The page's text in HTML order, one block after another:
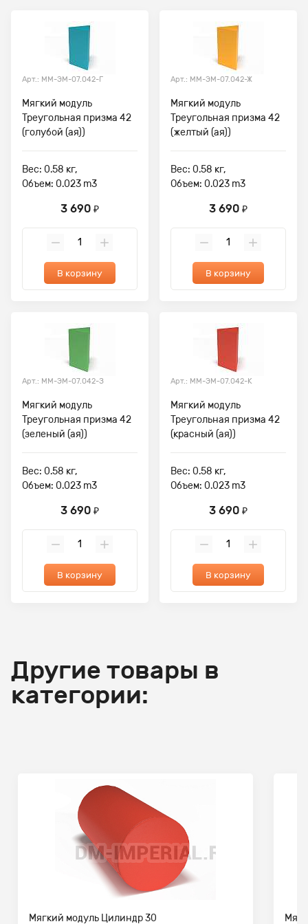
Арт.: ММ-ЭМ-07.042-Г
Мягкий модуль
Треугольная призма 42
(голубой (ая))
Вес: 0.58 кг,
Объем: 0.023 m3
3 690 ₽
В корзину
Арт.: ММ-ЭМ-07.042-Ж
Мягкий модуль
Треугольная призма 42
(желтый (ая))
Вес: 0.58 кг,
Объем: 0.023 m3
3 690 ₽
В корзину
Арт.: ММ-ЭМ-07.042-З
Мягкий модуль
Треугольная призма 42
(зеленый (ая))
Вес: 0.58 кг,
Объем: 0.023 m3
3 690 ₽
В корзину
Арт.: ММ-ЭМ-07.042-К
Мягкий модуль
Треугольная призма 42
(красный (ая))
Вес: 0.58 кг,
Объем: 0.023 m3
3 690 ₽
В корзину
Другие товары в
категории:
Мягкий модуль Цилиндр 30